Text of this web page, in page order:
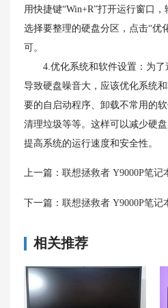
用快捷键“Win+R”打开运行窗口
选择要整理的硬盘分区，点击“优
可。
4.优化系统和软件设置：为了
导致硬盘噪音大，应该优化系统
要的自启动程序、卸载不常用的
清理垃圾等等。这样可以减少硬
提高系统的运行速度和安全性。
上一篇： 联想拯救者 Y9000P笔记
下一篇： 联想拯救者 Y9000P笔记
相关推荐